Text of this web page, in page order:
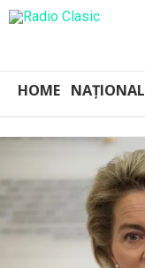
HOME NAȚIONAL